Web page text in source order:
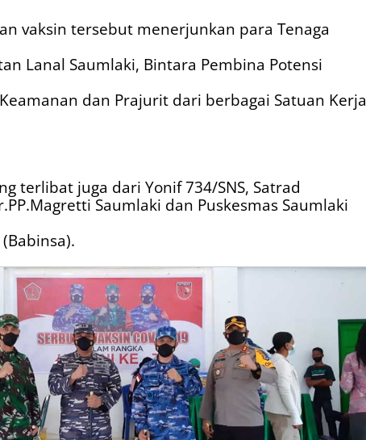
vaksin tersebut menerjunkan para Tenaga
Lanal Saumlaki, Bintara Pembina Potensi
dan Prajurit dari berbagai Satuan Kerja
terlibat juga dari Yonif 734/SNS, Satrad
Saumlaki dan Puskesmas Saumlaki